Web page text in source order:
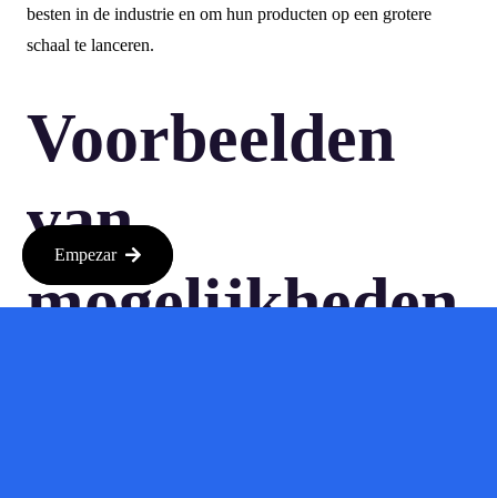
besten in de industrie en om hun producten op een grotere
schaal te lanceren.
Voorbeelden
van
mogelijkheden
Empezar